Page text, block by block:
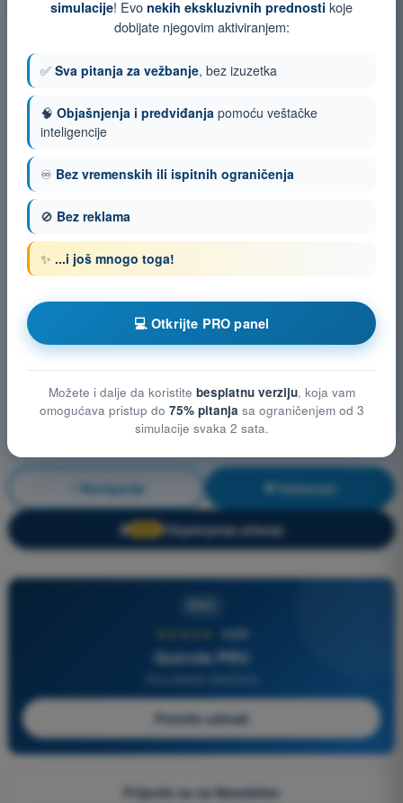
Navigacija Vežbanje!
🔒 Objašnjenje pitanja
4,6/5
Quizvds PRO
Počnite odmah
Prijavite se na Newsletter
simulacije! Evo nekih ekskluzivnih prednosti koje
dobijate njegovim aktiviranjem:
✅ Sva pitanja za vežbanje, bez izuzetka
🧠 Objašnjenja i predviđanja pomoću veštačke
inteligencije
♾️ Bez vremenskih ili ispitnih ograničenja
🚫 Bez reklama
✨ ...i još mnogo toga!
💻 Otkrijte PRO panel
Možete i dalje da koristite besplatnu verziju, koja vam
omogućava pristup do 75% pitanja sa ograničenjem od 3
simulacije svaka 2 sata.